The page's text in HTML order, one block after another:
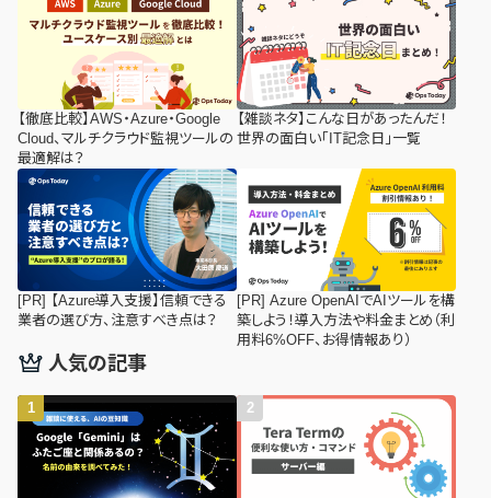
【徹底比較】AWS・Azure・Google
Cloud、マルチクラウド監視ツールの
最適解は？
【雑談ネタ】こんな日があったんだ！
世界の面白い「IT記念日」一覧
[PR] 【Azure導入支援】信頼できる
業者の選び方、注意すべき点は？
[PR] Azure OpenAIでAIツールを構
築しよう！導入方法や料金まとめ（利
用料6%OFF、お得情報あり）
人気の記事